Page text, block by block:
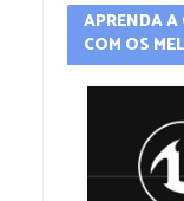
APRENDA A
COM OS